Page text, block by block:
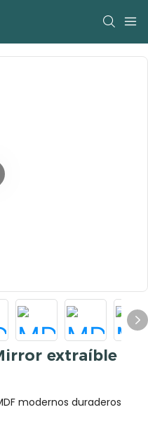
extraíble
modernos duraderos